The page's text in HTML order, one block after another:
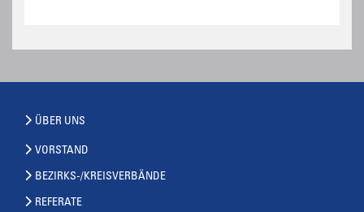
ÜBER UNS
VORSTAND
BEZIRKS-/KREISVERBÄNDE
REFERATE